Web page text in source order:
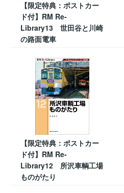
【限定特典：ポストカー
ド付】RM Re-
Library13 世田谷と川崎
の路面電車
【限定特典：ポストカー
ド付】RM Re-
Library12 所沢車輌工場
ものがたり